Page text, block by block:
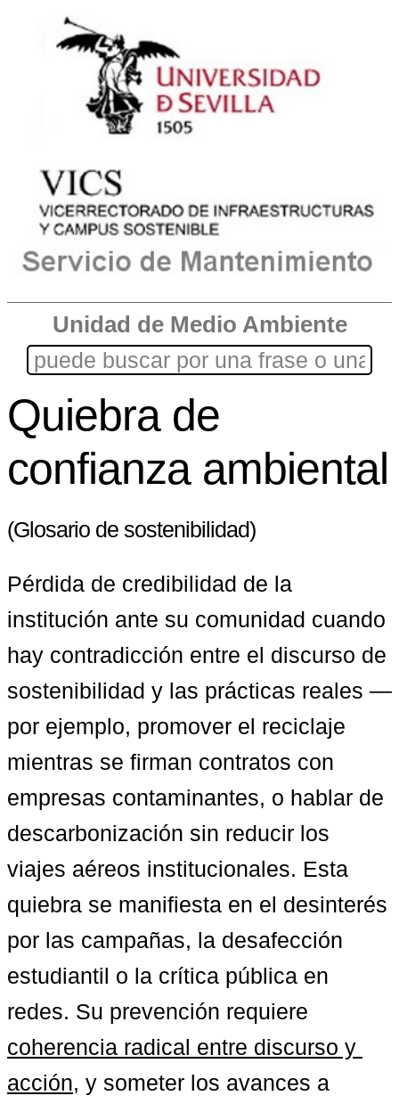
Unidad de Medio Ambiente
Quiebra de
confianza ambiental
(Glosario de sostenibilidad)
Pérdida de credibilidad de la
institución ante su comunidad cuando
hay contradicción entre el discurso de
sostenibilidad y las prácticas reales —
por ejemplo, promover el reciclaje
mientras se firman contratos con
empresas contaminantes, o hablar de
descarbonización sin reducir los
viajes aéreos institucionales. Esta
quiebra se manifiesta en el desinterés
por las campañas, la desafección
estudiantil o la crítica pública en
coherencia radical entre discurso y
acción, y someter los avances a